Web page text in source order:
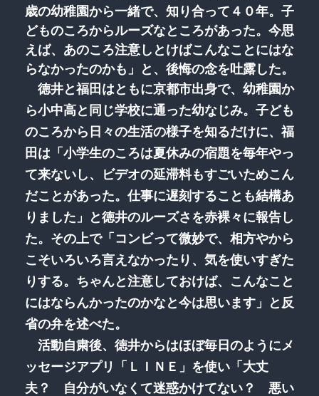
歳の幼稚園から一緒で、知り合って４０年。子
どものころからルーズなところがあった。今思
えば、あのころ注意しとけばこんなことにはな
らなかったのかも」と、後悔の念を吐露した。
徳井と福田はともに京都市出身で、幼稚園か
ら小中高と同じ学校に通った幼なじみ。子ども
のころから日々の生活の様子を知るだけに、福
田は「小学生のころは夏休みの宿題を毎年やっ
て来ないし、ビデオの延滞料もすごいためこん
だことがあった。仕事に遅刻することも結構あ
りました」と徳井のルーズさを赤裸々に報告し
た。その上で「コンビって微妙で、相方やから
こそいろいろ言えなかったり、気を使いすぎた
りする。ちゃんと注意しておけば、こんなこと
にはならんかったのかなと今は思います」と反
省の弁を述べた。
活動自粛後、徳井からはほぼ毎日のようにメ
ッセージアプリ「ＬＩＮＥ」を使い「大丈
夫？ 自分がいなくて迷惑かけてない？ 悪い